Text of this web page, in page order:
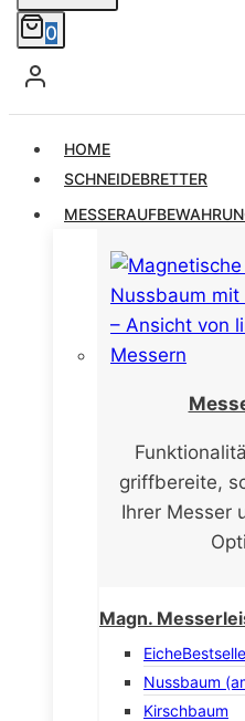
0
HOME
SCHNEIDEBRETTER
griffbereite,
Ihrer Messer
Magn.
Eiche
Nussbaum
Kirschbaum